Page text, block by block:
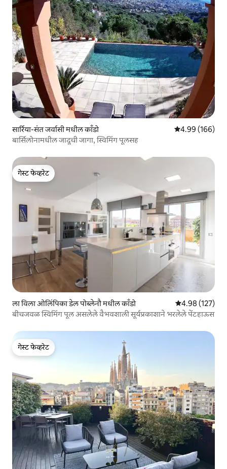
सार्रिया-संत जर्वासी मधील काँडो 5 पैकी 4.99
4.99 (166)
बार्सिलोनामधील जादूची जागा, स्विमिंग पूलसह
गेस्ट फेव्हरेट
गेस्ट फेव्हरेट
ला विला ओलिंपिका डेल पोब्लेनौ मधील काँडो 5 पैकी 4.98
4.98 (127)
बीचजवळ स्विमिंग पूल असलेले वैभवशाली सूर्यप्रकाशाने भरलेले पेंटहाऊस
गेस्ट फेव्हरेट
गेस्ट फेव्हरेट